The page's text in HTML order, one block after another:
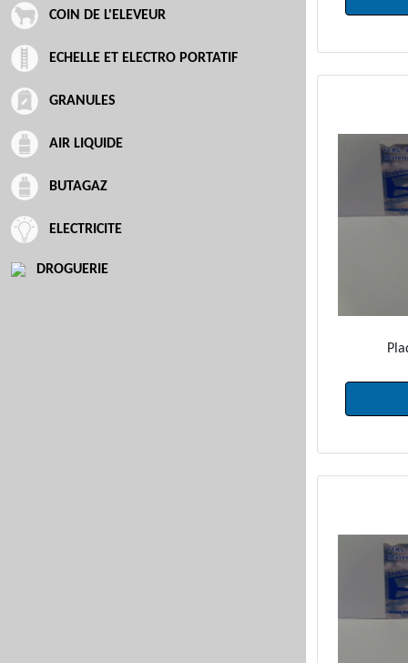
COIN DE L'ELEVEUR
ECHELLE ET ELECTRO PORTATIF
GRANULES
AIR LIQUIDE
BUTAGAZ
ELECTRICITE
DROGUERIE